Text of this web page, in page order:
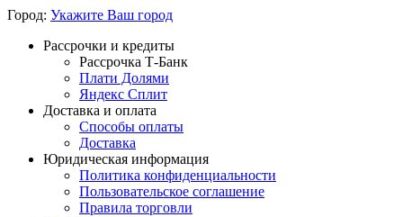
Город: Укажите Ваш город
Рассрочки и кредиты
Рассрочка Т-Банк
Плати Долями
Яндекс Сплит
Доставка и оплата
Способы оплаты
Доставка
Юридическая информация
Политика конфиденциальности
Пользовательское соглашение
Правила торговли